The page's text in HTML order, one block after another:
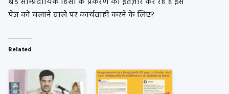
पेज को चलाने वाले पर कार्यवाही करने के लिए?
Related